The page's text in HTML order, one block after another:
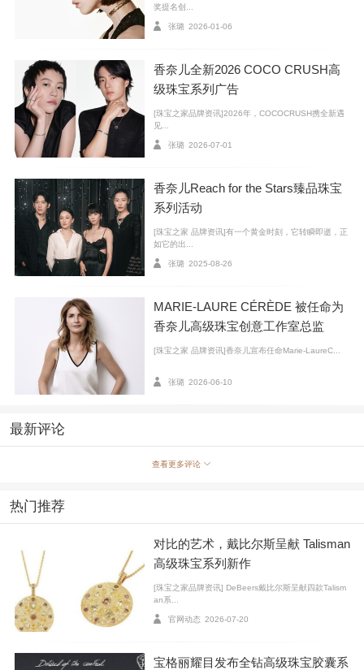
RT COMPANY倾情呈献“遇见的故事”
奖提名创...
张璐 2026-01-06
香奈儿全新2026 COCO CRUSH高
级珠宝系列广告
[珠宝之家品牌资讯]2026年，COCOCRUSH携全新遇
见...
张璐 2026-07-01
香奈儿Reach for the Stars臻品珠宝
系列活动
[珠宝之家 品牌资讯]有一个黄金时刻，它转瞬即逝，正
如它的出...
张璐 2025-08-26
MARIE-LAURE CÉRÈDE 被任命为
香奈儿高级珠宝创意工作室总监
[珠宝之家 品牌资讯]香奈儿宣布任命Marie-LaureC...
张璐 2026-06-10
最新评论
查看更多评论
热门推荐
对比的艺术，戴比尔斯呈献 Talisman
高级珠宝系列新作
[珠宝之家品牌资讯] DeBeers戴比尔斯呈献四款Talism
an系...
官网动态 2026-07-20
宝格丽耀目发布全钻高级珠宝胶囊系